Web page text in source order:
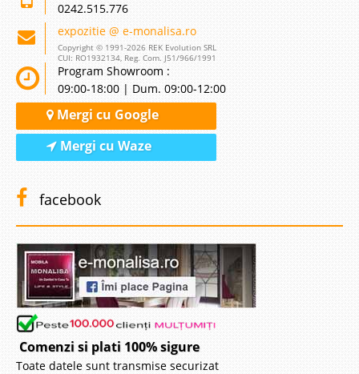
0242.515.776
expozitie @ e-monalisa.ro
Copyright © 1991-2026 REK Evolution SRL
CUI: RO1932134, Reg. Com. J51/966/1991
Program Showroom :
09:00-18:00 | Dum. 09:00-12:00
Mergi cu Google
Mergi cu Waze
facebook
Comenzi si plati 100% sigure
Toate datele sunt transmise securizat